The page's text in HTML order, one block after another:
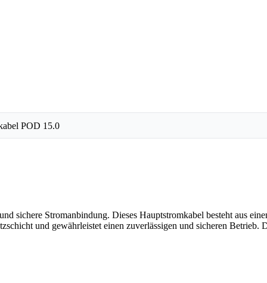
POD 15.0
sichere Stromanbindung. Dieses Hauptstromkabel besteht aus
und gewährleistet einen zuverlässigen und sicheren